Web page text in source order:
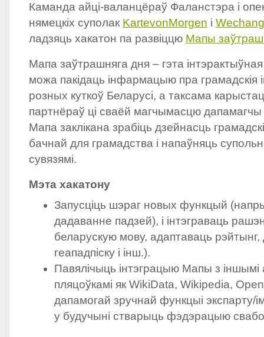
Каманда айці-валанцёраў Фаланстэра і
нямецкіх суполак KartevonMorgen і
ладзяць хакатон па развіццю Мапы
Мапа заўтрашняга дня – гэта
можа пакідаць інфармацыю пра грамадскія
розных куткоў Беларусі, а таксама
партнёраў ці сваёй магчымасцю
Мапа заклікана зрабіць дзейнасць
бачнай для грамадства і напаўняць
сувязямі.
Мэта хакатону
Запусціць шэраг новых функцый
дадаванне падзей), і інтэграваць
беларускую мову, адаптаваць
геападпіску і інш.).
Павялічыць інтэграцыю Мапы з іншымі
пляцоўкамі як WikiData, Wikipedia,
дапамогай зручнай функцыі экспарту/
у будучыні стварыць фэдэрацыю